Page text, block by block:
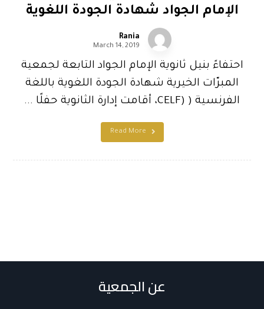
الإمام الجواد شهادة الجودة اللغوية
Rania
March 14, 2019
احتفاءً بنيل ثانوية الإمام الجواد التابعة لجمعية
المبرّات الخيرية شهادة الجودة اللغوية باللغة
الفرنسية ( (CELF، أقامت إدارة الثانوية حفلًا ...
Read More
عن الجمعية